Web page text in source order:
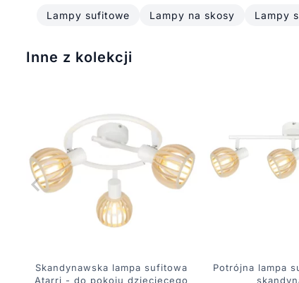
Lampy sufitowe Lampy na skosy Lampy
Inne z kolekcji
Skandynawska lampa sufitowa
Atarri - do pokoju dziecięcego
Potrójna lampa